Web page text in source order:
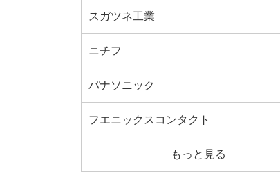
スガツネ工業
ニチフ
パナソニック
フエニックスコンタクト
もっと見る